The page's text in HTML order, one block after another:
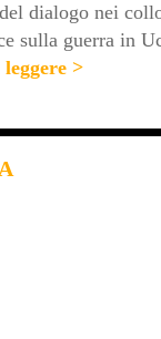
dialogo nei
sulla guerra in
>